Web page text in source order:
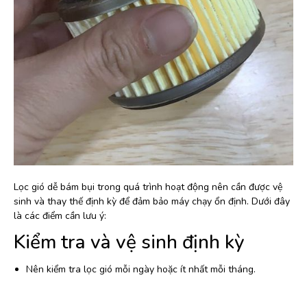
Lọc gió dễ bám bụi trong quá trình hoạt động nên cần được vệ
sinh và thay thế định kỳ để đảm bảo máy chạy ổn định. Dưới đây
là các điểm cần lưu ý:
Kiểm tra và vệ sinh định kỳ
Nên kiểm tra lọc gió mỗi ngày hoặc ít nhất mỗi tháng.